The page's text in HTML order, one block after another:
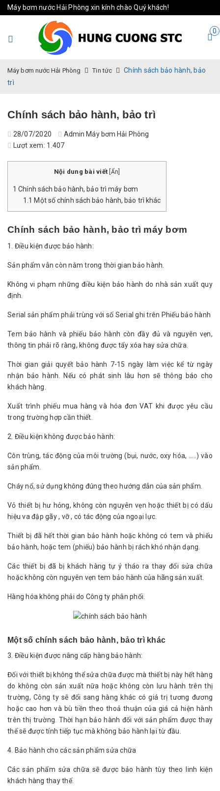
Máy bơm nước Hải Phòng xin kính chào Quý khách!
0
Máy bơm nước Hải Phòng Tin tức
Chính sách bảo hành, bảo
trì
Chính sách bảo hành, bảo trì
28/07/2020
Admin Máy bơm Hải Phòng
Lượt xem: 1.407
Nội dung bài viết Ẩn
1 Chính sách bảo hành, bảo trì máy bơm
1.1 Một số chính sách bảo hành, bảo trì khác
Chính sách bảo hành, bảo trì máy bơm
1. Điều kiện được bảo hành:
Sản phẩm vẫn còn nằm trong thời gian bảo hành.
Không vi phạm những điều kiện bảo hành do nhà sản xuất quy
định.
Serial sản phẩm phải trùng với số Serial ghi trên Phiếu bảo hành
Tem bảo hành và phiếu bảo hành còn đầy đủ và nguyên vẹn,
thông tin phải rõ ràng, không được tẩy xóa hay sửa chữa.
Thời gian giải quyết bảo hành 7-15 ngày làm việc kể từ ngày
nhận bảo hành. Nếu có phát sinh lâu hơn sẽ thông báo cho
khách hàng.
Xuất trình phiếu mua hàng và hóa đơn VAT khi được yêu cầu
trong trường hợp cần thiết.
2. Điều kiện không được bảo hành:
Côn trùng, tác động của môi trường (bụi, nước, oxy hóa, …..) vào
sản phẩm.
Cháy nổ, sử dụng không đúng theo hướng dẫn của sản phẩm.
Vỏ thiết bị hư hỏng, không còn nguyên vẹn hoặc thiết bị có dấu
hiệu va đập gãy , vỡ , có tác động của ngoại lực.
Thiết bị đã hết thời gian bảo hành hoặc không có tem và phiếu
bảo hành, hoặc tem (phiếu) bảo hành bị rách khó nhận dạng.
Các thiết bị đã bị khách hàng tự ý tháo ra thay đổi sửa chữa
hoặc không còn nguyên vẹn tem bảo hành của hãng sản xuất.
Hàng hóa không phải do Công ty phân phối.
Một số chính sách bảo hành, bảo trì khác
3. Điều kiện được nâng cấp hàng bảo hành:
Đối với thiết bị không thể sửa chữa được mà thiết bị này hết hàng
do không còn sản xuất nữa hoặc không còn lưu hành trên thị
trường, Công ty sẽ đổi sang hàng khác có giá trị tương đương
hoặc cao hơn và bù tiền theo thoả thuận của giá cả hiện hành
trên thị trường. Thời hạn bảo hành đối với sản phẩm được thay
thế sẽ được tính tiếp tục mà không bảo hành lại từ đầu.
4. Bảo hành cho các sản phẩm sửa chữa
Các sản phẩm sửa chữa sẽ được bảo hành tùy theo linh kiện
khách hàng thay thế.